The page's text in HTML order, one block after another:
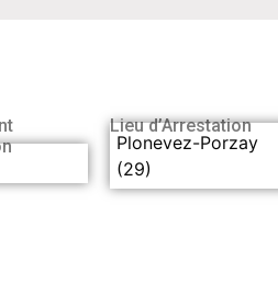
Lieu d’Arrestation
Plonevez-Porzay
(29)